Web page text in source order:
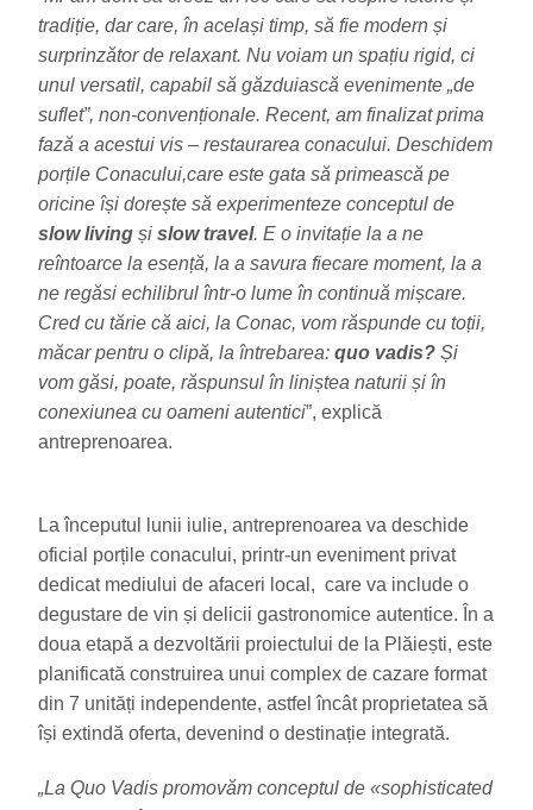
tradiție, dar care, în același timp, să fie modern și
surprinzător de relaxant. Nu voiam un spațiu rigid, ci
unul versatil, capabil să găzduiască evenimente „de
suflet”, non-convenționale. Recent, am finalizat prima
fază a acestui vis – restaurarea conacului. Deschidem
porțile Conacului,care este gata să primească pe
oricine își dorește să experimenteze conceptul de
slow living și slow travel. E o invitație la a ne
reîntoarce la esență, la a savura fiecare moment, la a
ne regăsi echilibrul într-o lume în continuă mișcare.
Cred cu tărie că aici, la Conac, vom răspunde cu toții,
măcar pentru o clipă, la întrebarea: quo vadis? Și
vom găsi, poate, răspunsul în liniștea naturii și în
conexiunea cu oameni autentici”, explică
antreprenoarea.
La începutul lunii iulie, antreprenoarea va deschide
oficial porțile conacului, printr-un eveniment privat
dedicat mediului de afaceri local, care va include o
degustare de vin și delicii gastronomice autentice. În a
doua etapă a dezvoltării proiectului de la Plăiești, este
planificată construirea unui complex de cazare format
din 7 unități independente, astfel încât proprietatea să
își extindă oferta, devenind o destinație integrată.
„La Quo Vadis promovăm conceptul de «sophisticated